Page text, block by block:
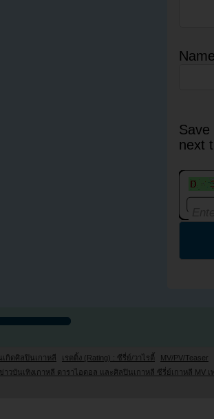
next
เกิดศิลปินเกาหลี เรตติ้ง (Rating) : ซีรี่ย์/วาไรตี้
MV/PV/Teaser
าวบันเทิงเกาหลี ดาราไอดอล และศิลปินเกาหลี ซีรี่ย์เกาหลี MV